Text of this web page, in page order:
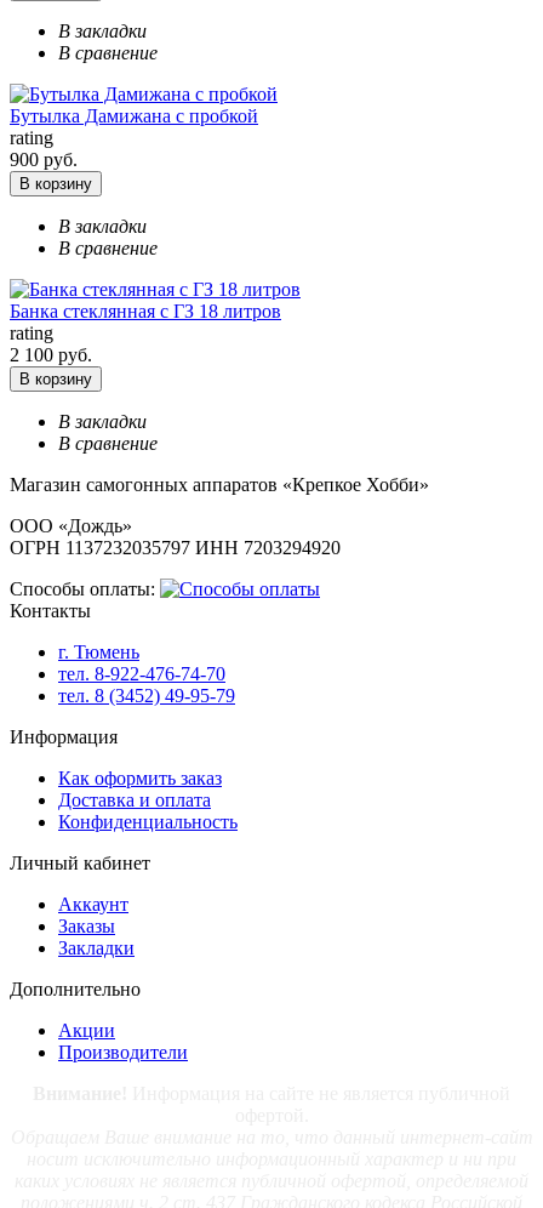
В закладки
В сравнение
Бутылка Дамижана с пробкой
rating
900 руб.
В корзину
В закладки
В сравнение
Банка стеклянная с ГЗ 18 литров
rating
2 100 руб.
В корзину
В закладки
В сравнение
Магазин самогонных аппаратов «Крепкое Хобби»
ООО «Дождь»
ОГРН 1137232035797 ИНН 7203294920
Способы оплаты:
Контакты
г. Тюмень
тел. 8-922-476-74-70
тел. 8 (3452) 49-95-79
Информация
Как оформить заказ
Доставка и оплата
Конфиденциальность
Личный кабинет
Аккаунт
Заказы
Закладки
Дополнительно
Акции
Производители